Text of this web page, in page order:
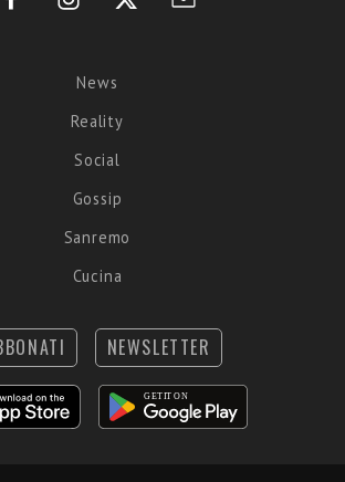
News
Reality
Social
Gossip
Sanremo
Cucina
NEWSLETTER